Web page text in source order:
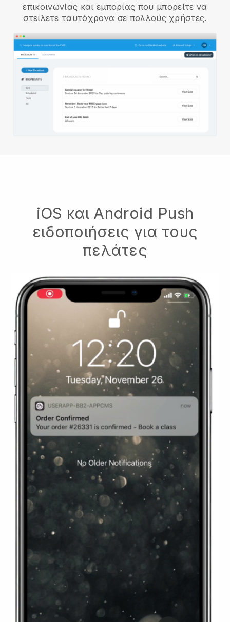
επικοινωνίας και εμπορίας που μπορείτε να
στείλετε ταυτόχρονα σε πολλούς χρήστες.
iOS και Android Push
ειδοποιήσεις για τους
πελάτες